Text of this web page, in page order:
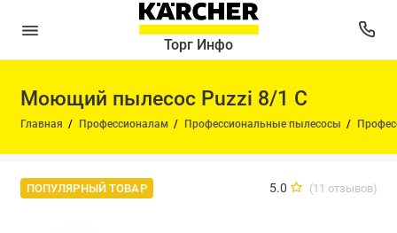
Торг Инфо
Моющий пылесос Puzzi 8/1 C
Главная Профессионалам Профессиональные пылесосы
ПОПУЛЯРНЫЙ ТОВАР 5.0 (11 отзывов)